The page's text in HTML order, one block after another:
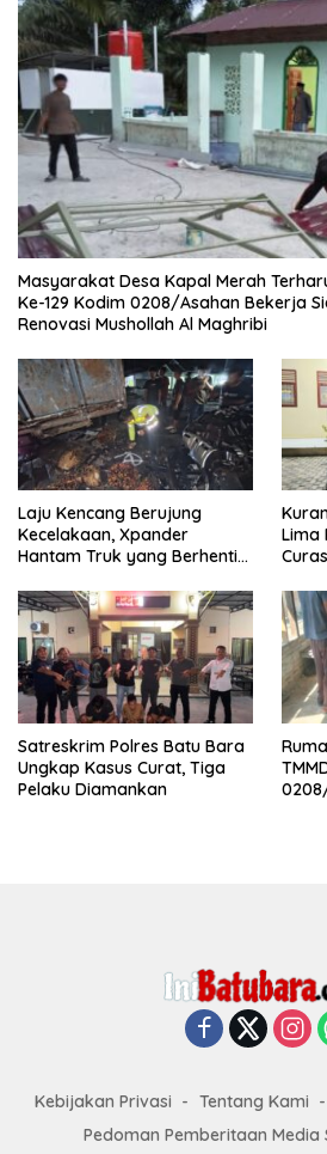
Masyarakat Desa Kapal Merah
Ke-129 Kodim 0208/Asahan Bekerja
Renovasi Mushollah Al Maghribi
Laju Kencang Berujung
Kecelakaan, Xpander
Hantam Truk yang Berhenti
Lima
Curas
Satreskrim Polres Batu Bara
Ungkap Kasus Curat, Tiga
Pelaku Diamankan
Kebijakan Privasi Tentang Kami
Pedoman Pemberitaan Media